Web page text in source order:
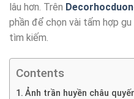
lâu hơn. Trên
phần để chọn vài tấm hợp
tìm kiếm.
Contents
Ảnh trần huyền châu